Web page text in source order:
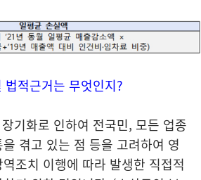
적근거는 무엇인지?
기화로 인하여 전국민, 모든 업종
겪고 있는 점 등을 고려하여 영
조치 이행에 따라 발생한 직접적